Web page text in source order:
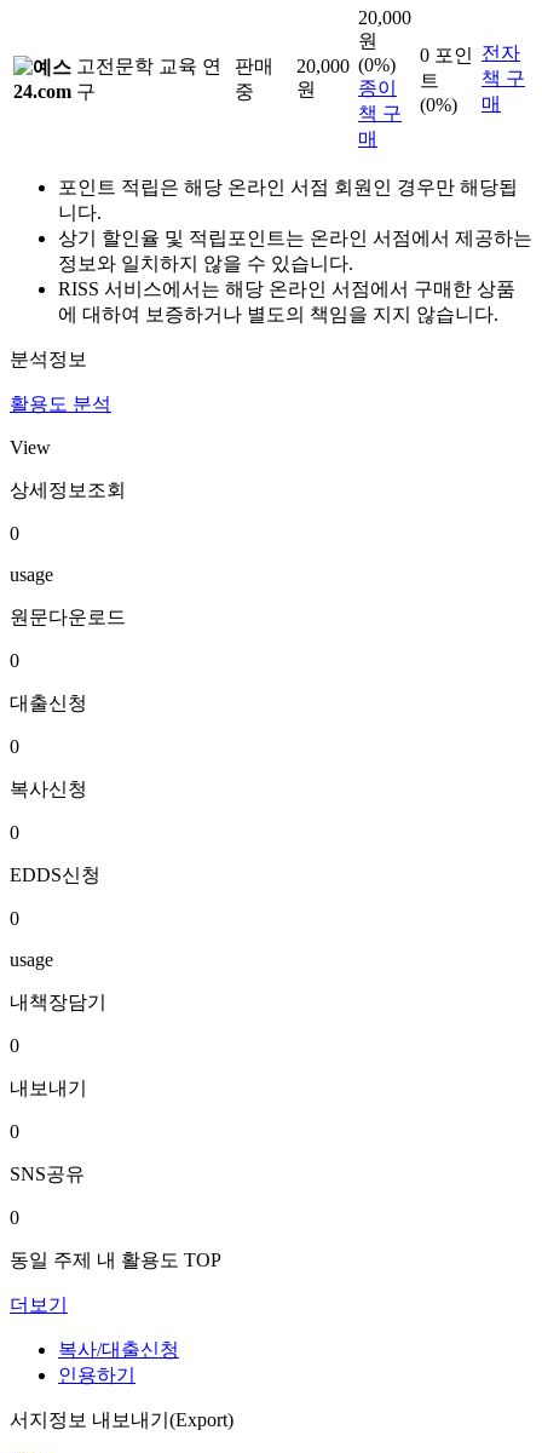
고전문학 교육 연
구
판매
중
20,000
원
20,000
원
(0%)
종이
책 구
매
0 포인
트
(0%)
전자
책 구
매
포인트 적립은 해당 온라인 서점 회원인 경우만 해당됩
니다.
상기 할인율 및 적립포인트는 온라인 서점에서 제공하는
정보와 일치하지 않을 수 있습니다.
RISS 서비스에서는 해당 온라인 서점에서 구매한 상품
에 대하여 보증하거나 별도의 책임을 지지 않습니다.
분석정보
활용도 분석
View
상세정보조회
0
usage
원문다운로드
0
대출신청
0
복사신청
0
EDDS신청
0
usage
내책장담기
0
내보내기
0
SNS공유
0
동일 주제 내 활용도 TOP
더보기
복사/대출신청
인용하기
서지정보 내보내기(Export)